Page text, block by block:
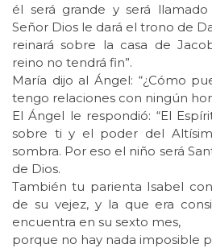
él será grande y será
Señor Dios le dará el trono de
reinará sobre la casa de
reino no tendrá fin”.
María dijo al Ángel: “¿Cómo
tengo relaciones con ningún
El Ángel le respondió: “El
sobre ti y el poder del
sombra. Por eso el niño será
de Dios.
También tu parienta Isabel
de su vejez, y la que era
encuentra en su sexto mes,
porque no hay nada imposible